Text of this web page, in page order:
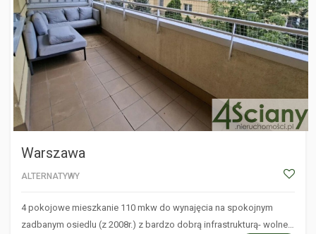
Warszawa
ALTERNATYWY
4 pokojowe mieszkanie 110 mkw do wynajęcia na spokojnym
zadbanym osiedlu (z 2008r.) z bardzo dobrą infrastrukturą- wolne…